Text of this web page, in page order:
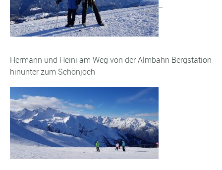
Hermann und Heini am Weg von der Almbahn Bergstation
hinunter zum Schönjoch